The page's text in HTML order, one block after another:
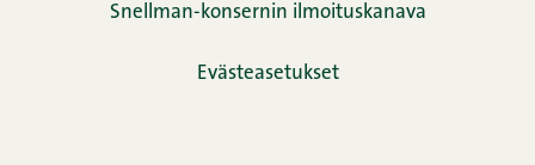
Snellman-konsernin ilmoituskanava
Evästeasetukset